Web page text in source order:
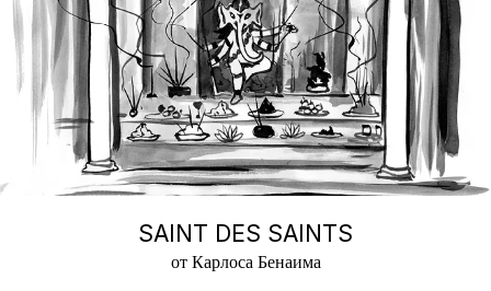
SAINT DES SAINTS
от Карлоса Бенаима